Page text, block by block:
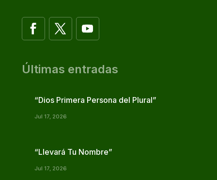
Últimas entradas
“Dios Primera Persona del Plural”
Jul 17, 2026
“Llevará Tu Nombre”
Jul 17, 2026